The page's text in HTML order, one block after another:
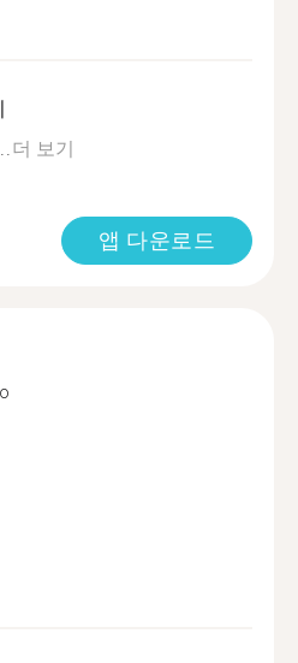
더 보기
앱 다운로드